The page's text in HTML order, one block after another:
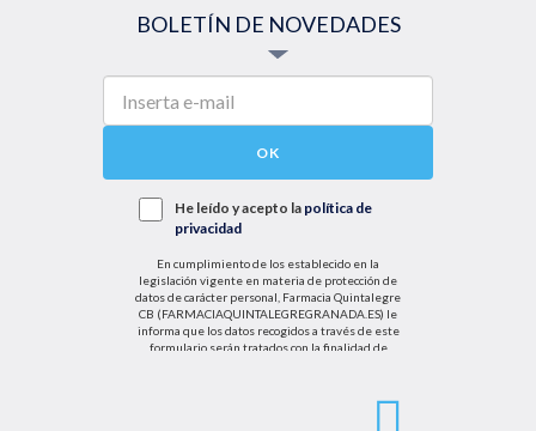
BOLETÍN DE NOVEDADES
OK
He leído y acepto la política de
privacidad
En cumplimiento de los establecido en la
legislación vigente en materia de protección de
datos de carácter personal, Farmacia Quintalegre
CB (FARMACIAQUINTALEGREGRANADA.ES) le
informa que los datos recogidos a través de este
formulario serán tratados con la finalidad de
el tratamiento de sus datos personales se basará